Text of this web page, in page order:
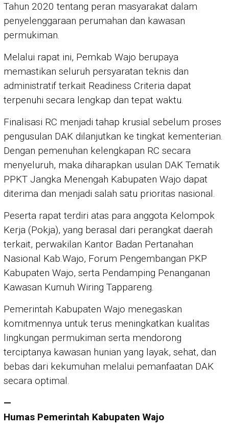
Tahun 2020 tentang peran masyarakat dalam
penyelenggaraan perumahan dan kawasan
permukiman.
Melalui rapat ini, Pemkab Wajo berupaya
memastikan seluruh persyaratan teknis dan
administratif terkait Readiness Criteria dapat
terpenuhi secara lengkap dan tepat waktu.
Finalisasi RC menjadi tahap krusial sebelum proses
pengusulan DAK dilanjutkan ke tingkat kementerian.
Dengan pemenuhan kelengkapan RC secara
menyeluruh, maka diharapkan usulan DAK Tematik
PPKT Jangka Menengah Kabupaten Wajo dapat
diterima dan menjadi salah satu prioritas nasional.
Peserta rapat terdiri atas para anggota Kelompok
Kerja (Pokja), yang berasal dari perangkat daerah
terkait, perwakilan Kantor Badan Pertanahan
Nasional Kab.Wajo, Forum Pengembangan PKP
Kabupaten Wajo, serta Pendamping Penanganan
Kawasan Kumuh Wiring Tappareng.
Pemerintah Kabupaten Wajo menegaskan
komitmennya untuk terus meningkatkan kualitas
lingkungan permukiman serta mendorong
terciptanya kawasan hunian yang layak, sehat, dan
bebas dari kekumuhan melalui pemanfaatan DAK
secara optimal.
—
Humas Pemerintah Kabupaten Wajo